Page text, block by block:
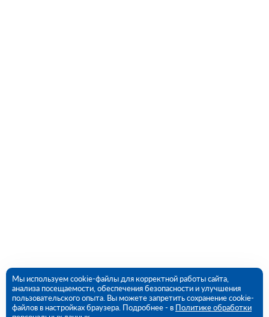
Мы используем cookie-файлы для корректной работы сайта,
анализа посещаемости, обеспечения безопасности и улучшения
пользовательского опыта. Вы можете запретить сохранение cookie-
файлов в настройках браузера. Подробнее - в Политике обработки